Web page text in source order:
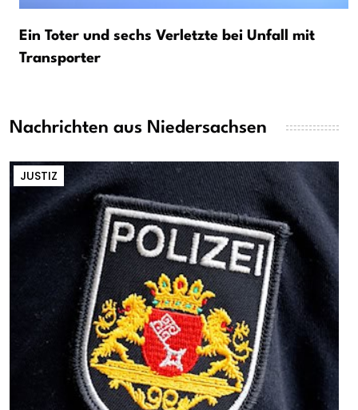
Ein Toter und sechs Verletzte bei Unfall mit
Transporter
Nachrichten aus Niedersachsen
JUSTIZ